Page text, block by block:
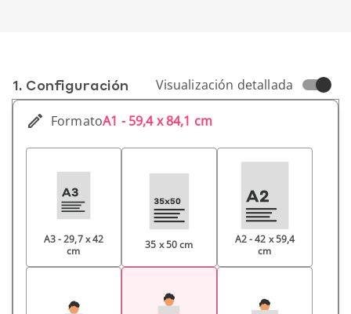
1. Conf­iguración Visualización detallada
FormatoA1 - 59,4 x 84,1 cm
A3 - 29,7 x 42
cm
35 x 50 cm
A2 - 42 x 59,4
cm